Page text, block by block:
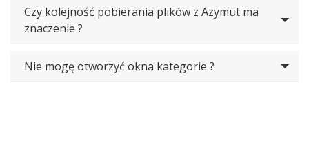
Czy kolejność pobierania plików z Azymut ma
znaczenie ?
Nie mogę otworzyć okna kategorie ?